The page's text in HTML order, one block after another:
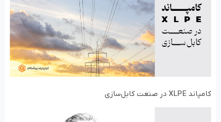
کامپاند XLPE در صنعت کابل‌سازی